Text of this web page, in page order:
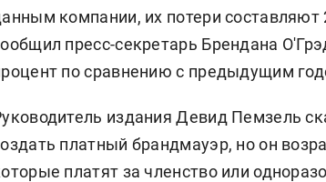
компании, их потери
пресс-секретарь Брендана
по сравнению с предыдущим
издания Девид Пемзель
платный брандмауэр, но он
платят за членство или